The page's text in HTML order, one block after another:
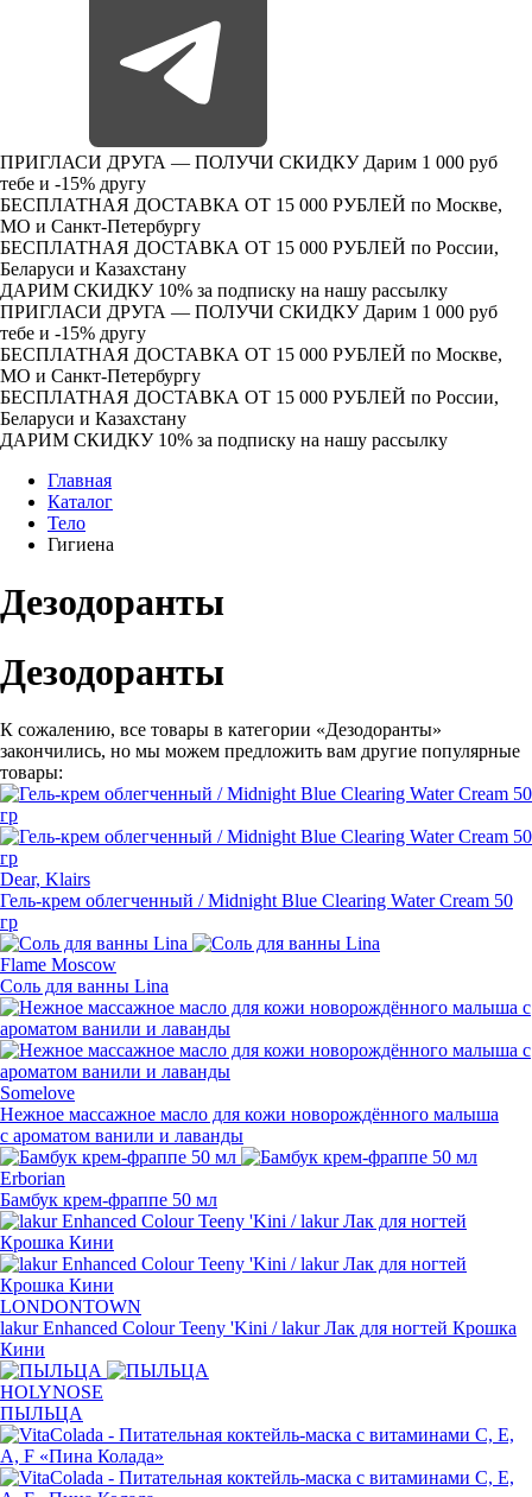
ПРИГЛАСИ ДРУГА — ПОЛУЧИ СКИДКУ Дарим 1 000 руб
тебе и -15% другу
БЕСПЛАТНАЯ ДОСТАВКА ОТ 15 000 РУБЛЕЙ по Москве,
МО и Санкт-Петербургу
БЕСПЛАТНАЯ ДОСТАВКА ОТ 15 000 РУБЛЕЙ по России,
Беларуси и Казахстану
ДАРИМ СКИДКУ 10% за подписку на нашу рассылку
ПРИГЛАСИ ДРУГА — ПОЛУЧИ СКИДКУ Дарим 1 000 руб
тебе и -15% другу
БЕСПЛАТНАЯ ДОСТАВКА ОТ 15 000 РУБЛЕЙ по Москве,
МО и Санкт-Петербургу
БЕСПЛАТНАЯ ДОСТАВКА ОТ 15 000 РУБЛЕЙ по России,
Беларуси и Казахстану
ДАРИМ СКИДКУ 10% за подписку на нашу рассылку
Главная
Каталог
Тело
Гигиена
Дезодоранты
Дезодоранты
К сожалению, все товары в категории «Дезодоранты»
закончились, но мы можем предложить вам другие популярные
товары:
Dear, Klairs
Гель-крем облегченный / Midnight Blue Clearing Water Cream 50
гр
Flame Moscow
Соль для ванны Lina
Somelove
Нежное массажное масло для кожи новорождённого малыша
с ароматом ванили и лаванды
Erborian
Бамбук крем-фраппе 50 мл
LONDONTOWN
lakur Enhanced Colour Teeny 'Kini / lakur Лак для ногтей Крошка
Кини
HOLYNOSE
ПЫЛЬЦА